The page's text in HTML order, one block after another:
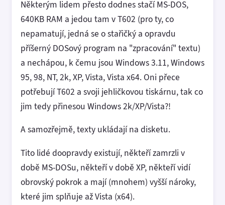
Některým lidem přesto dodnes stačí MS-DOS,
640KB RAM a jedou tam v T602 (pro ty, co
nepamatují, jedná se o stařičký a opravdu
příšerný DOSový program na "zpracování" textu)
a nechápou, k čemu jsou Windows 3.11, Windows
95, 98, NT, 2k, XP, Vista, Vista x64. Oni přece
potřebují T602 a svoji jehličkovou tiskárnu, tak co
jim tedy přinesou Windows 2k/XP/Vista?!
A samozřejmě, texty ukládají na disketu.
Tito lidé doopravdy existují, někteří zamrzli v
době MS-DOSu, někteří v době XP, někteří vidí
obrovský pokrok a mají (mnohem) vyšší nároky,
které jim splňuje až Vista (x64).